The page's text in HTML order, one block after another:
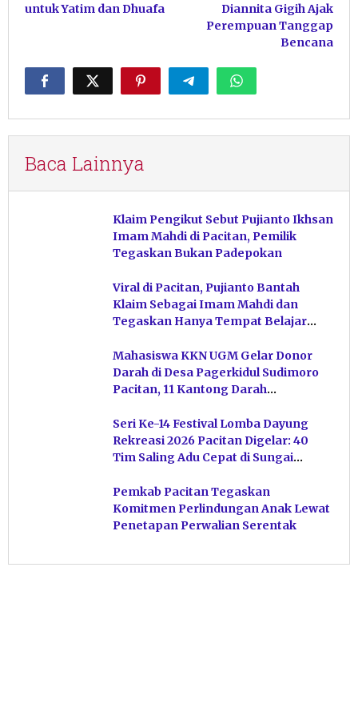
untuk Yatim dan Dhuafa
Diannita Gigih Ajak
Perempuan Tanggap
Bencana
Baca Lainnya
Klaim Pengikut Sebut Pujianto Ikhsan
Imam Mahdi di Pacitan, Pemilik
Tegaskan Bukan Padepokan
Viral di Pacitan, Pujianto Bantah
Klaim Sebagai Imam Mahdi dan
Tegaskan Hanya Tempat Belajar
Mahasiswa KKN UGM Gelar Donor
Darah di Desa Pagerkidul Sudimoro
Pacitan, 11 Kantong Darah
Seri Ke-14 Festival Lomba Dayung
Rekreasi 2026 Pacitan Digelar: 40
Tim Saling Adu Cepat di Sungai
Pemkab Pacitan Tegaskan
Komitmen Perlindungan Anak Lewat
Penetapan Perwalian Serentak